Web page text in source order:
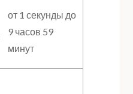
от 1 секунды до
9 часов 59
минут